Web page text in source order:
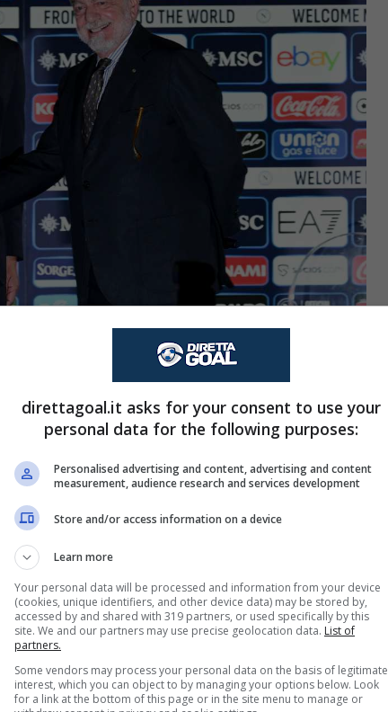
De Laurentiis (Direttagoal.it) – foto da Ansa
pare ha indicato proprio nel tecnico del
Da questo punto di vista si tratta di una
questo meeting di ieri, in cui erano presenti
ed il direttore sportivoGiovanni Manna.
circa quello che si sono detti
Antonio Conte
di che cosa si tratta.
dell’incontro tra Conte e
“La Repubblica” oggi in edicola. A quanto
Antonio Conteha annunciato di non aver
direttagoal.it asks for your consent to use your
personal data for the following purposes:
Personalised advertising and content, advertising and content
measurement, audience research and services development
Store and/or access information on a device
Learn more
Your personal data will be processed and information from your device
(cookies, unique identifiers, and other device data) may be stored by,
accessed by and shared with 319 partners, or used specifically by this
site. We and our partners may use precise geolocation data. List of
partners.
Some vendors may process your personal data on the basis of legitimate
interest, which you can object to by managing your options below. Look
for a link at the bottom of this page or in the site menu to manage or